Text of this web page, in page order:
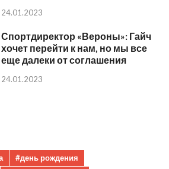
24.01.2023
Спортдиректор «Вероны»: Гайч
хочет перейти к нам, но мы все
еще далеки от соглашения
24.01.2023
#день рождения